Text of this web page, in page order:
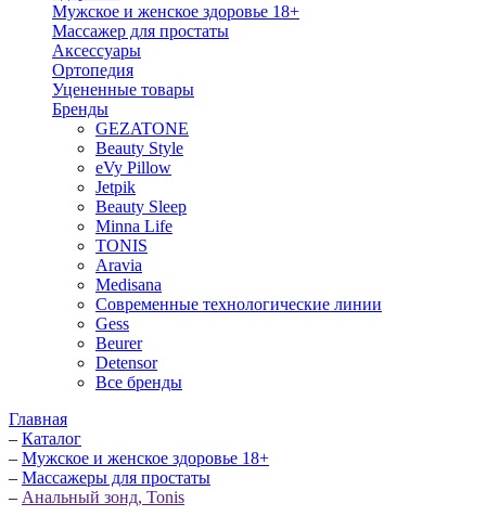
Мужское и женское здоровье 18+
Массажер для простаты
Аксессуары
Ортопедия
Уцененные товары
Бренды
GEZATONE
Beauty Style
eVy Pillow
Jetpik
Beauty Sleep
Minna Life
TONIS
Aravia
Medisana
Современные технологические линии
Gess
Beurer
Detensor
Все бренды
Главная
– Каталог
– Мужское и женское здоровье 18+
– Массажеры для простаты
– Анальный зонд, Tonis